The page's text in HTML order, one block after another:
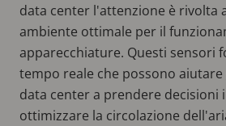
data center l'attenzione è rivolta
ambiente ottimale per il
apparecchiature. Questi sensori
tempo reale che possono
data center a prendere decisioni
ottimizzare la circolazione